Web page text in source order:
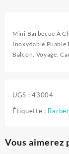
Mini Barbecue À
Inoxydable Pliable
Balcon, Voyage,
UGS :43004
Étiquette :
Vous aimerez